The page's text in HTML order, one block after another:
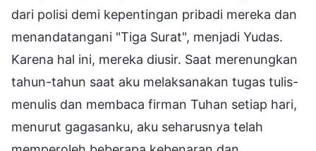
dari polisi demi kepentingan pribadi mereka dan
menandatangani "Tiga Surat", menjadi Yudas.
Karena hal ini, mereka diusir. Saat merenungkan
tahun-tahun saat aku melaksanakan tugas tulis-
menulis dan membaca firman Tuhan setiap hari,
menurut gagasanku, aku seharusnya telah